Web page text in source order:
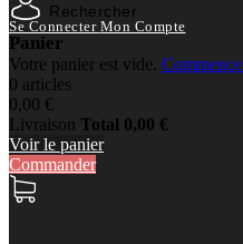
Rechercher
Se Connecter Mon Compte
Panier
Votre panier est vide.
0 articles
0,00 €
Livraison Total 0,00 €
Voir le panier
Commander